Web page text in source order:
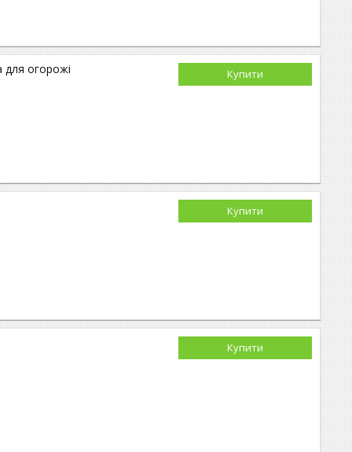
Купити
для огорожі
Купити
Купити